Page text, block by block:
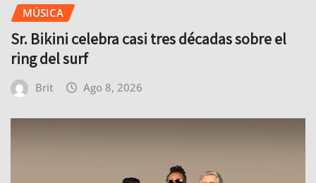
MÚSICA
Sr. Bikini celebra casi tres décadas sobre el
ring del surf
Brit Ago 8, 2026